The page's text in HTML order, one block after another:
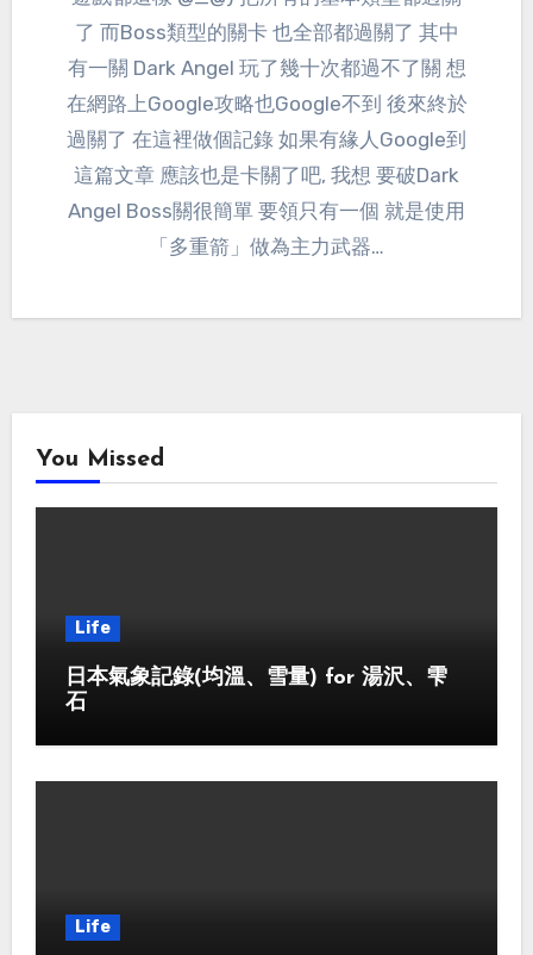
了 而Boss類型的關卡 也全部都過關了 其中
有一關 Dark Angel 玩了幾十次都過不了關 想
在網路上Google攻略也Google不到 後來終於
過關了 在這裡做個記錄 如果有緣人Google到
這篇文章 應該也是卡關了吧, 我想 要破Dark
Angel Boss關很簡單 要領只有一個 就是使用
「多重箭」做為主力武器…
You Missed
Life
日本氣象記錄(均溫、雪量) for 湯沢、雫
石
Life